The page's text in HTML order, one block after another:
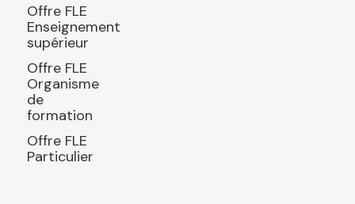
Offre FLE
Enseignement
supérieur
Offre FLE
Organisme
de
formation
Offre FLE
Particulier